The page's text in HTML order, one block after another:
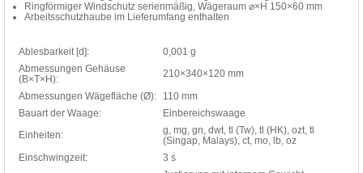
Ringförmiger Windschutz serienmäßig, Wägeraum ⌀×H 150×60 mm
Arbeitsschutzhaube im Lieferumfang enthalten
Ablesbarkeit [d]:
0,001 g
Abmessungen Gehäuse
(B×T×H):
210×340×120 mm
Abmessungen Wägefläche (Ø):
110 mm
Bauart der Waage:
Einbereichswaage
Einheiten:
g, mg, gn, dwt, tl (Tw), tl (HK), ozt, tl
(Singap, Malays), ct, mo, lb, oz
Einschwingzeit:
3 s